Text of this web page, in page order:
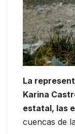
La
Karina
estatal, las
cuencas de